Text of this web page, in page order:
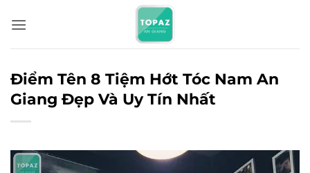
qua
Điểm Tên 8 Tiệm Hớt Tóc Nam An
Giang Đẹp Và Uy Tín Nhất